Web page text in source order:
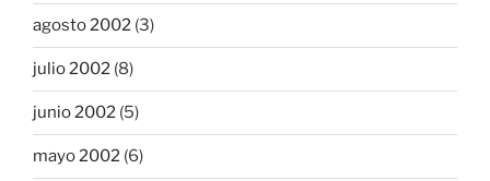
agosto 2002 (3)
julio 2002 (8)
junio 2002 (5)
mayo 2002 (6)